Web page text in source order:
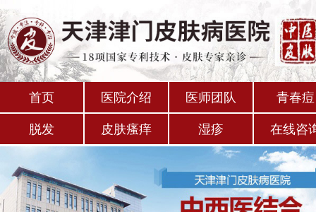
首页 医院介绍 医师团队 青春痘
脱发 皮肤瘙痒 湿疹 在线咨